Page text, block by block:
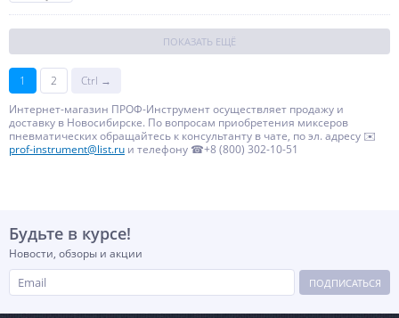
ПОКАЗАТЬ ЕЩЁ
1 2
Ctrl →
Интернет-магазин ПРОФ-Инструмент осуществляет продажу и
доставку в Новосибирске. По вопросам приобретения миксеров
пневматических обращайтесь к консультанту в чате, по эл. адресу ✉️
prof-instrument@list.ru и телефону ☎+8 (800) 302-10-51
Будьте в курсе!
Новости, обзоры и акции
ПОДПИСАТЬСЯ